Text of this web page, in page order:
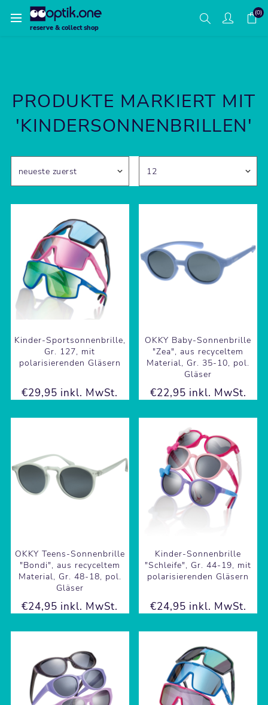
reserve & collect shop
(0)
PRODUKTE MARKIERT MIT
'KINDERSONNENBRILLEN'
Kinder-Sportsonnenbrille,
Gr. 127, mit
polarisierenden Gläsern
€29,95 inkl. MwSt.
OKKY Baby-Sonnenbrille
"Zea", aus recyceltem
Material, Gr. 35-10, pol.
Gläser
€22,95 inkl. MwSt.
OKKY Teens-Sonnenbrille
"Bondi", aus recyceltem
Material, Gr. 48-18, pol.
Gläser
€24,95 inkl. MwSt.
Kinder-Sonnenbrille
"Schleife", Gr. 44-19, mit
polarisierenden Gläsern
€24,95 inkl. MwSt.